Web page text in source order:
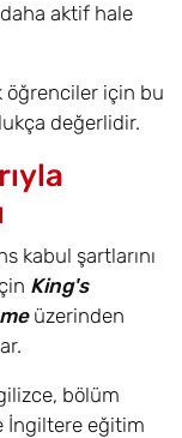
aktif hale
öğrenciler için bu
değerlidir.
kabul şartlarını
King's
üzerinden
bölüm
İngiltere eğitim